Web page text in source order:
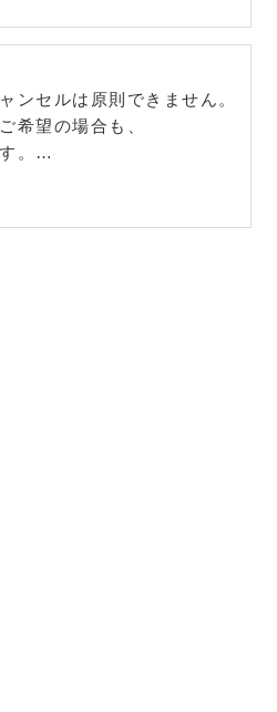
ンセルは原則できません。
希望の場合も、
。